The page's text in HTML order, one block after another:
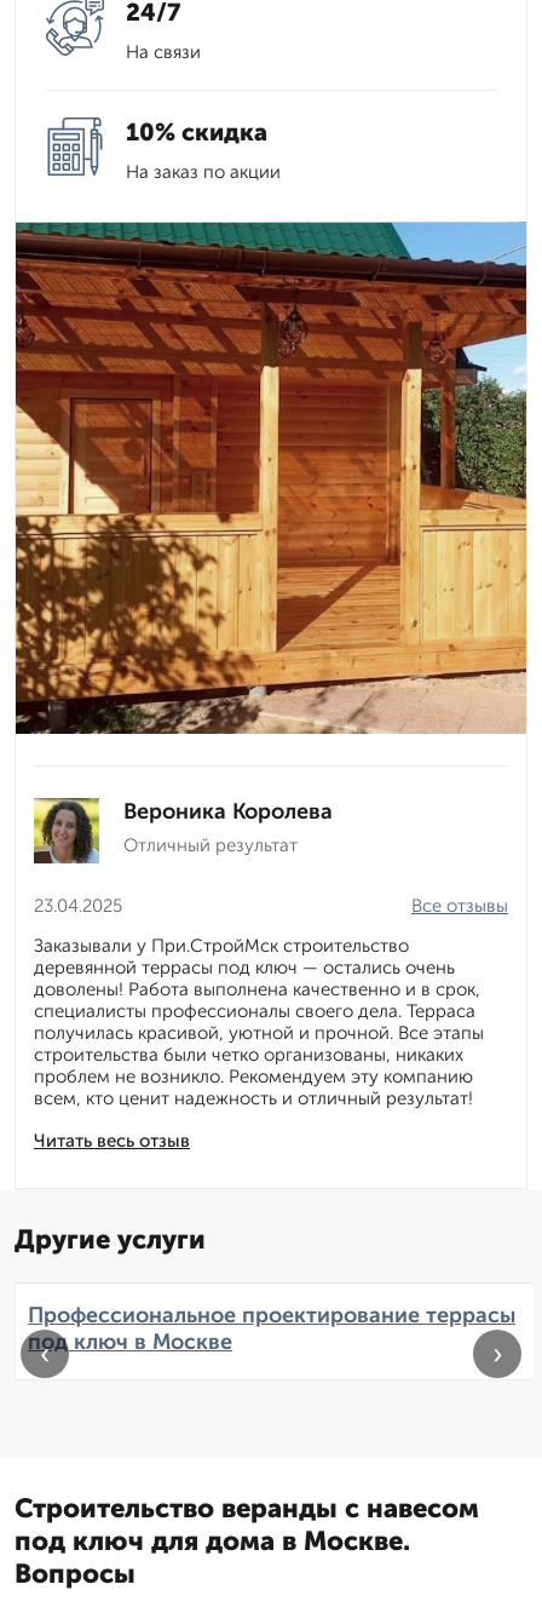
24/7
На связи
10% скидка
На заказ по акции
Вероника Королева
Отличный результат
23.04.2025
Читать весь отзыв
Все отзывы
Заказывали у При.СтройМск строительство
деревянной террасы под ключ — остались очень
доволены! Работа выполнена качественно и в срок,
специалисты профессионалы своего дела. Терраса
получилась красивой, уютной и прочной. Все этапы
строительства были четко организованы, никаких
проблем не возникло. Рекомендуем эту компанию
всем, кто ценит надежность и отличный результат!
Другие услуги
Профессиональное проектирование террасы
под ключ в Москве
‹ ›
Строительство веранды с навесом
под ключ для дома в Москве.
Вопросы